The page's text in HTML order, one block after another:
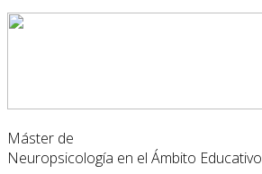
Máster de
Neuropsicología en el Ámbito Educativo